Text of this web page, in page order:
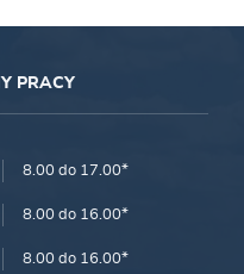
PRACY
8.00 do 17.00*
8.00 do 16.00*
8.00 do 16.00*